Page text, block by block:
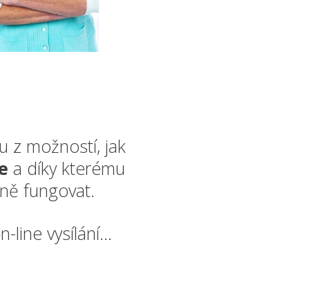
z možností, jak
a díky kterému
fungovat.
line vysílání...